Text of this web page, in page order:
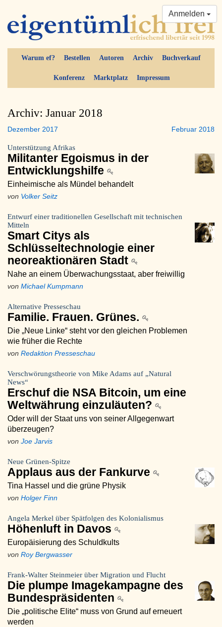
Warum ef? Bestellen Autoren Archiv Buchverkauf
Konferenz Marktplatz Impressum
Anmelden
Archiv: Januar 2018
Dezember 2017 Februar 2018
Unterstützung Afrikas
Militanter Egoismus in der
Entwicklungshilfe
Einheimische als Mündel behandelt
von Volker Seitz
Entwurf einer traditionellen Gesellschaft mit technischen
Mitteln
Smart Citys als
Schlüsseltechnologie einer
neoreaktionären Stadt
Nahe an einem Überwachungsstaat, aber freiwillig
von Michael Kumpmann
Alternative Presseschau
Familie. Frauen. Grünes.
Die „Neue Linke“ steht vor den gleichen Problemen
wie früher die Rechte
von Redaktion Presseschau
Verschwörungstheorie von Mike Adams auf „Natural
News“
Erschuf die NSA Bitcoin, um eine
Weltwährung einzuläuten?
Oder will der Staat uns von seiner Allgegenwart
überzeugen?
von Joe Jarvis
Neue Grünen-Spitze
Applaus aus der Fankurve
Tina Hassel und die grüne Physik
von Holger Finn
Angela Merkel über Spätfolgen des Kolonialismus
Höhenluft in Davos
Europäisierung des Schuldkults
von Roy Bergwasser
Frank-Walter Steinmeier über Migration und Flucht
Die plumpe Imagekampagne des
Bundespräsidenten
Die „politische Elite“ muss von Grund auf erneuert
werden